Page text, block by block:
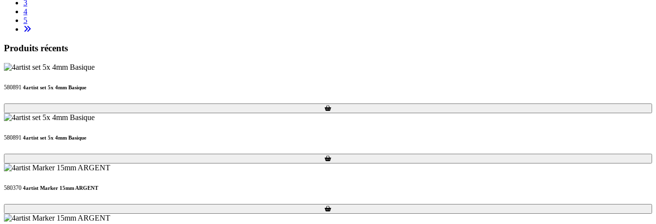
3
4
5
Produits récents
580891 4artist set 5x 4mm Basique
Loading...
Loading...
580891 4artist set 5x 4mm Basique
Loading...
Loading...
580370 4artist Marker 15mm ARGENT
Loading...
Loading...